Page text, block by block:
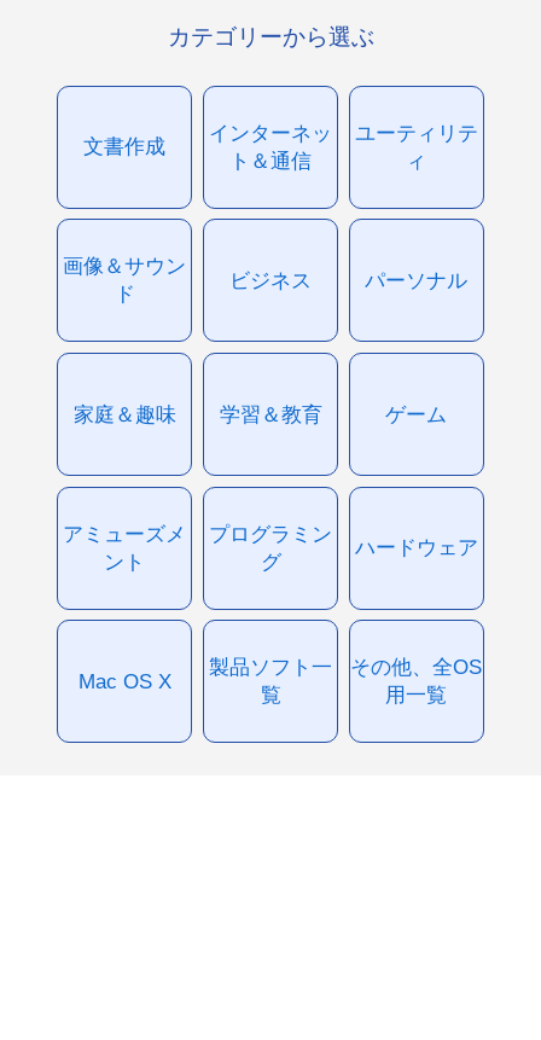
カテゴリーから選ぶ
文書作成
インターネッ
ト＆通信
ユーティリテ
ィ
画像＆サウン
ド
ビジネス パーソナル
家庭＆趣味 学習＆教育 ゲーム
アミューズメ
ント
プログラミン
グ
ハードウェア
Mac OS X
製品ソフト一
覧
その他、全OS
用一覧